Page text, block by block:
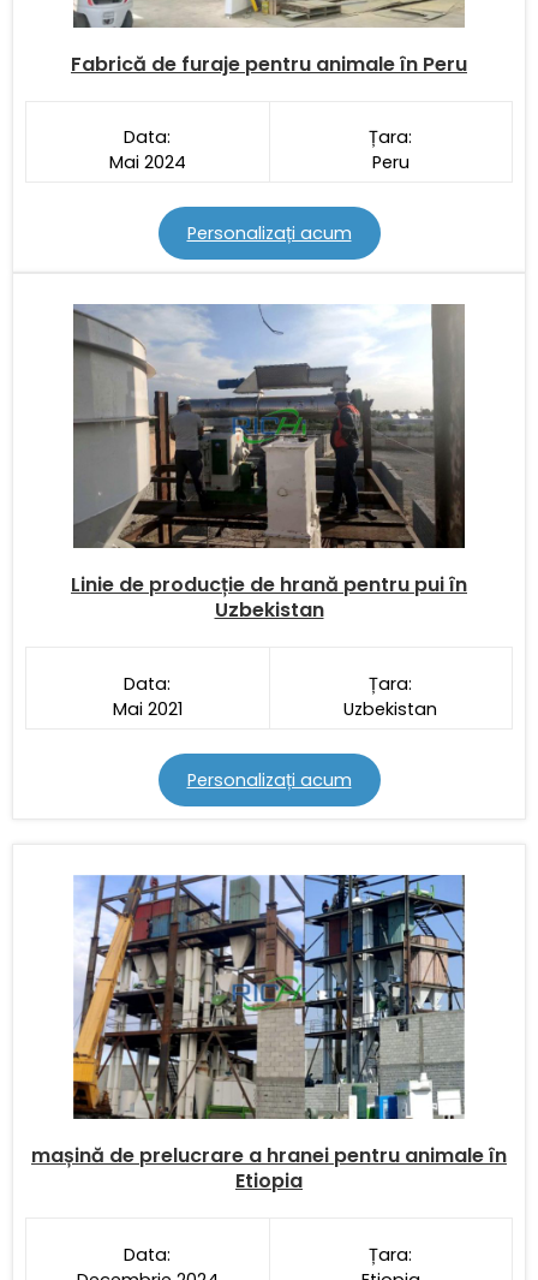
Fabrică de furaje pentru animale în Peru
Data:
Mai 2024
Țara:
Peru
Personalizați acum
Linie de producție de hrană pentru pui în
Uzbekistan
Data:
Mai 2021
Țara:
Uzbekistan
Personalizați acum
mașină de prelucrare a hranei pentru animale în
Etiopia
Data:
Țara: